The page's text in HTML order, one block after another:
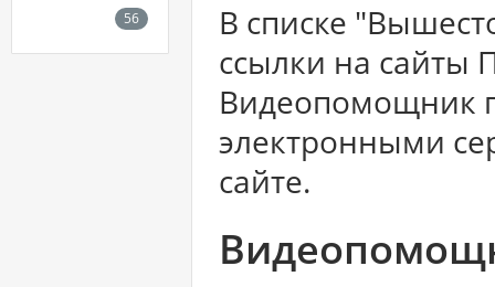
В списке
ссылки на сайты
Видеопомощник
электронными
сайте.